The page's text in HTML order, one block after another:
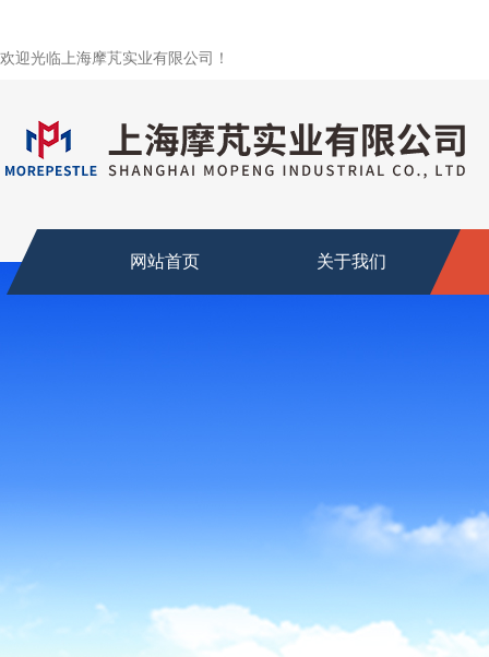
欢迎光临上海摩芃实业有限公司！
网站首页 关于我们